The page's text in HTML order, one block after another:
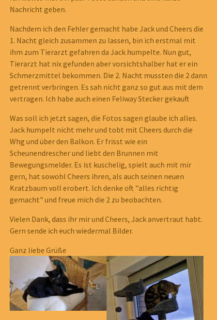
Show larger version Show larger version
Nachricht geben.
Nachdem ich den Fehler gemacht habe Jack und Cheers die
1. Nacht gleich zusammen zu lassen, bin ich erstmal mit
ihm zum Tierarzt gefahren da Jack humpelte. Nun gut,
Tierarzt hat nix gefunden aber vorsichtshalber hat er ein
Schmerzmittel bekommen. Die 2. Nacht mussten die 2 dann
getrennt verbringen. Es sah nicht ganz so gut aus mit dem
vertragen. Ich habe auch einen Feliway Stecker gekauft
Was soll ich jetzt sagen, die Fotos sagen glaube ich alles.
Jack humpelt nicht mehr und tobt mit Cheers durch die
Whg und über den Balkon. Er frisst wie ein
Scheunendrescher und liebt den Brunnen mit
Bewegungsmelder. Es ist kuschelig, spielt auch mit mir
gern, hat sowohl Cheers ihren, als auch seinen neuen
Kratzbaum voll erobert. Ich denke oft "alles richtig
gemacht" und freue mich die 2 zu beobachten.
Vielen Dank, dass ihr mir und Cheers, Jack anvertraut habt.
Gern sende ich euch wiedermal Bilder.
Ganz liebe Grüße